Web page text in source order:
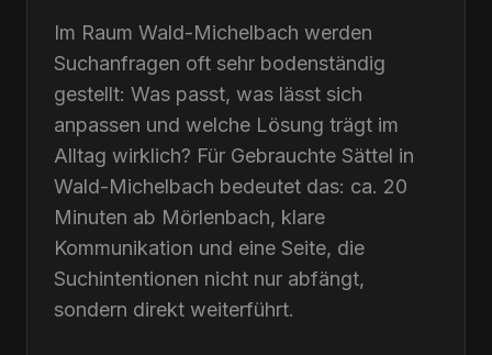
Im Raum Wald-Michelbach werden
Suchanfragen oft sehr bodenständig
gestellt: Was passt, was lässt sich
anpassen und welche Lösung trägt im
Alltag wirklich? Für Gebrauchte Sättel in
Wald-Michelbach bedeutet das: ca. 20
Minuten ab Mörlenbach, klare
Kommunikation und eine Seite, die
Suchintentionen nicht nur abfängt,
sondern direkt weiterführt.